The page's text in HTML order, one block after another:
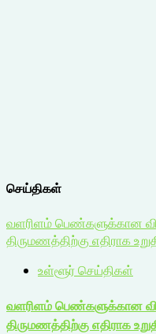
செய்திகள்
வளரிளம் பெண்களுக்கான
திருமணத்திற்கு எதிராக
உள்ளூர் செய்திகள்
வளரிளம் பெண்களுக்கான
திருமணத்திற்கு எதிராக